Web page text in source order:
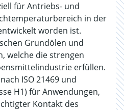
für Antriebs- und
in der
worden ist.
Grundölen und
welche die strengen
erfüllen.
ISO 21469 und
H1) für Anwendungen,
Kontakt des